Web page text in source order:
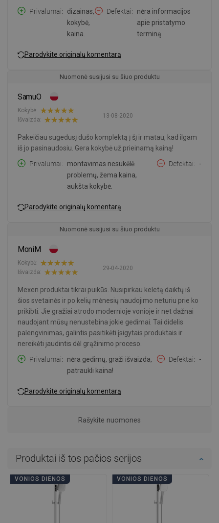
Privalumai
dizainas,
kokybė,
kaina.
Defektai
nėra informacijos
apie pristatymo
terminą.
Parodykite originalų komentarą
Nuomonė susijusi su šiuo produktu
SamuO
13-08-2020
Kokybė:
Išvaizda:
Pakeičiau sugedusį dušo komplektą į šį ir matau, kad ilgam
iš jo pasinaudosiu. Gera kokybė už prieinamą kainą!
Privalumai
montavimas nesukėlė
problemų, žema kaina,
aukšta kokybė.
Defektai -
Parodykite originalų komentarą
Nuomonė susijusi su šiuo produktu
MoniM
29-04-2020
Kokybė:
Išvaizda:
Mexen produktai tikrai puikūs. Nusipirkau keletą daiktų iš
šios svetainės ir po kelių mėnesių naudojimo neturiu prie ko
prikibti. Jie gražiai atrodo modernioje vonioje ir net dažnai
naudojant mūsų nenustebina jokie gedimai. Tai didelis
palengvinimas, galintis pasitikėti įsigytais produktais ir
nereikėti jaudintis dėl grąžinimo proceso.
Privalumai
nėra gedimų, graži išvaizda,
patraukli kaina!
Defektai -
Parodykite originalų komentarą
Rašykite nuomones
Produktai iš tos pačios serijos
VONIOS DIENOS VONIOS DIENOS